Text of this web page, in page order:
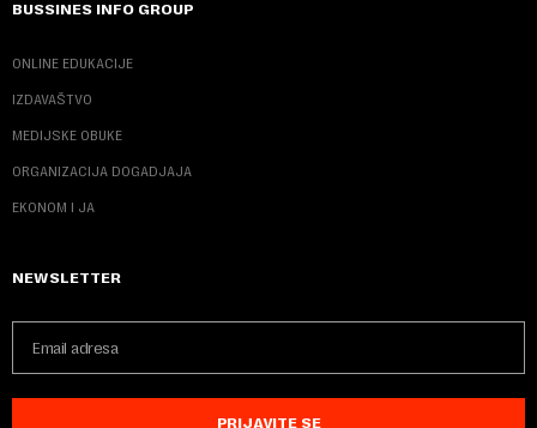
BUSSINES INFO GROUP
ONLINE EDUKACIJE
IZDAVAŠTVO
MEDIJSKE OBUKE
ORGANIZACIJA DOGADJAJA
EKONOM I JA
NEWSLETTER
PRIJAVITE SE